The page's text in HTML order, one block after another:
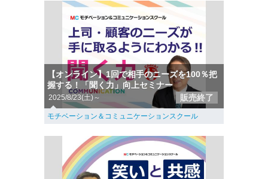
【オンライン】1回で相手のニーズを100％把
握する！「聞く力」向上セミナー
2025/8/23(土)～ 販売終了
モチベーション＆コミュニケーションスクール